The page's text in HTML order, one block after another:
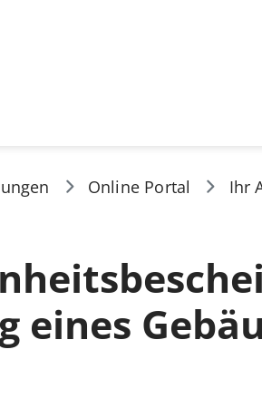
Ihr
Online Portal
eines